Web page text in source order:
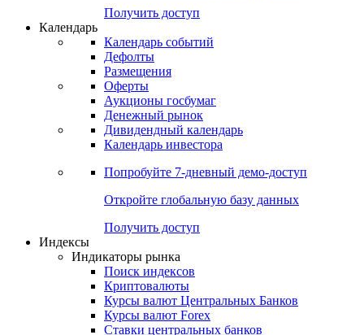
Попробуйте7-дневный
Откройте глобальную базу данных
Получить доступ
Календарь
Календарь событий
Дефолты
Размещения
Оферты
Денежный рынок
Календарь инвестора
Попробуйте7-дневный
Откройте глобальную базу данных
Получить доступ
Индикаторы рынка
Поиск индексов